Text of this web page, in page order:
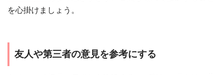
を心掛けましょう。
友人や第三者の意見を参考にする